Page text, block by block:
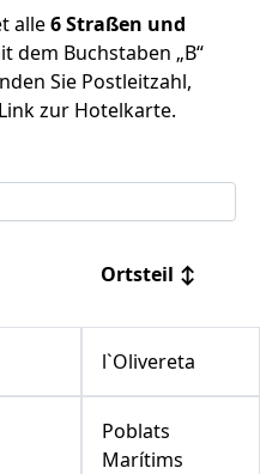
alle6 Straßen und
dem Buchstaben „B“
Sie Postleitzahl,
zur Hotelkarte.
Ortsteil ↕
l`Olivereta
Poblats
Marítims